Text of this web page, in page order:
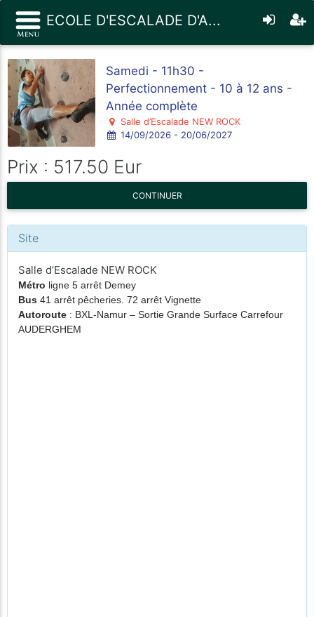
ECOLE D'ESCALADE D'A...
Samedi - 11h30 -
Perfectionnement - 10 à 12 ans -
Année complète
Salle d’Escalade NEW ROCK
14/09/2026 - 20/06/2027
Prix : 517.50 Eur
CONTINUER
Site
Salle d’Escalade NEW ROCK
Métro ligne 5 arrêt Demey
Bus 41 arrêt pêcheries. 72 arrêt Vignette
Autoroute : BXL-Namur – Sortie Grande Surface Carrefour
AUDERGHEM